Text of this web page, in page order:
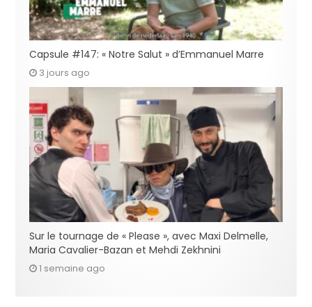
Capsule #147: « Notre Salut » d’Emmanuel Marre
3 jours ago
Sur le tournage de « Please », avec Maxi Delmelle,
Maria Cavalier-Bazan et Mehdi Zekhnini
1 semaine ago